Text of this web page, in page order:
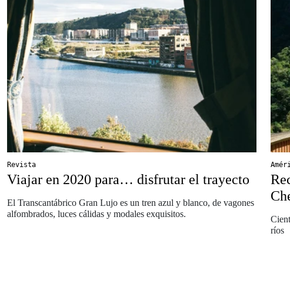
Revista
Viajar en 2020 para… disfrutar el trayecto
El Transcantábrico Gran Lujo es un tren azul y blanco, de vagones
alfombrados, luces cálidas y modales exquisitos.
ríos